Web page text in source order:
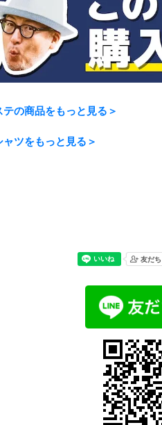
テの商品をもっと見る＞
ャツをもっと見る＞